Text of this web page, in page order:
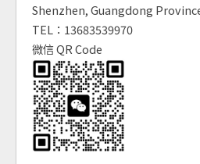
Shenzhen, Guangdong
TEL：13683539970
微信 QR Code